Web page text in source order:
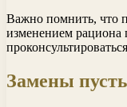
Важно помнить, что
изменением рациона
Замены